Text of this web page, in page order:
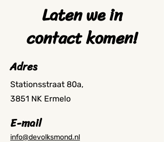
Laten we in
contact komen!
Adres
Stationsstraat 80a,
3851 NK Ermelo
E-mail
info@devolksmond.nl​